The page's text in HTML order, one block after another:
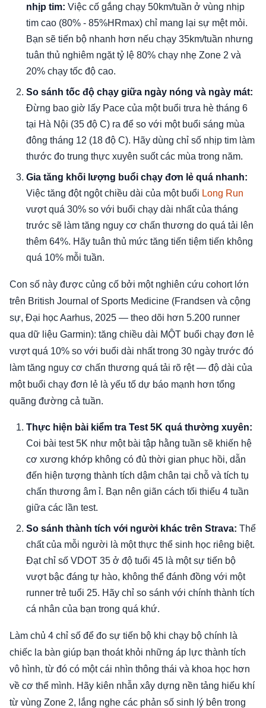
nhịp tim: Việc cố gắng chạy 50km/tuần ở vùng nhịp
tim cao (80% - 85%HRmax) chỉ mang lại sự mệt mỏi.
Bạn sẽ tiến bộ nhanh hơn nếu chạy 35km/tuần nhưng
tuân thủ nghiêm ngặt tỷ lệ 80% chạy nhẹ Zone 2 và
20% chạy tốc độ cao.
So sánh tốc độ chạy giữa ngày nóng và ngày mát:
Đừng bao giờ lấy Pace của một buổi trưa hè tháng 6
tại Hà Nội (35 độ C) ra để so với một buổi sáng mùa
đông tháng 12 (18 độ C). Hãy dùng chỉ số nhịp tim làm
thước đo trung thực xuyên suốt các mùa trong năm.
Gia tăng khối lượng buổi chạy đơn lẻ quá nhanh:
Việc tăng đột ngột chiều dài của một buổi Long Run
vượt quá 30% so với buổi chạy dài nhất của tháng
trước sẽ làm tăng nguy cơ chấn thương do quá tải lên
thêm 64%. Hãy tuân thủ mức tăng tiến tiệm tiến không
quá 10% mỗi tuần.
Con số này được củng cố bởi một nghiên cứu cohort lớn
trên British Journal of Sports Medicine (Frandsen và cộng
sự, Đại học Aarhus, 2025 — theo dõi hơn 5.200 runner
qua dữ liệu Garmin): tăng chiều dài MỘT buổi chạy đơn lẻ
vượt quá 10% so với buổi dài nhất trong 30 ngày trước đó
làm tăng nguy cơ chấn thương quá tải rõ rệt — độ dài của
một buổi chạy đơn lẻ là yếu tố dự báo mạnh hơn tổng
quãng đường cả tuần.
Thực hiện bài kiểm tra Test 5K quá thường xuyên:
Coi bài test 5K như một bài tập hằng tuần sẽ khiến hệ
cơ xương khớp không có đủ thời gian phục hồi, dẫn
đến hiện tượng thành tích dậm chân tại chỗ và tích tụ
chấn thương âm ỉ. Bạn nên giãn cách tối thiểu 4 tuần
giữa các lần test.
So sánh thành tích với người khác trên Strava: Thể
chất của mỗi người là một thực thể sinh học riêng biệt.
Đạt chỉ số VDOT 35 ở độ tuổi 45 là một sự tiến bộ
vượt bậc đáng tự hào, không thể đánh đồng với một
runner trẻ tuổi 25. Hãy chỉ so sánh với chính thành tích
cá nhân của bạn trong quá khứ.
Làm chủ 4 chỉ số để đo sự tiến bộ khi chạy bộ chính là
chiếc la bàn giúp bạn thoát khỏi những áp lực thành tích
vô hình, từ đó có một cái nhìn thông thái và khoa học hơn
về cơ thể mình. Hãy kiên nhẫn xây dựng nền tảng hiếu khí
từ vùng Zone 2, lắng nghe các phản số sinh lý bên trong